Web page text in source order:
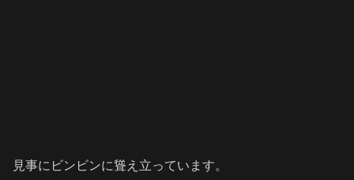
見事にビンビンに聳え立っています。